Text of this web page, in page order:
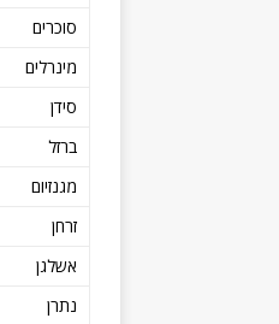
סוכרים
מינרלים
סידן
ברזל
מגנזיום
זרחן
אשלגן
נתרן